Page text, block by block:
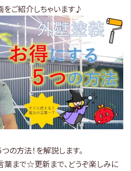
ご紹介しちゃいます♪
の方法！を解説します。
まで☆更新まで、どうぞ楽しみに